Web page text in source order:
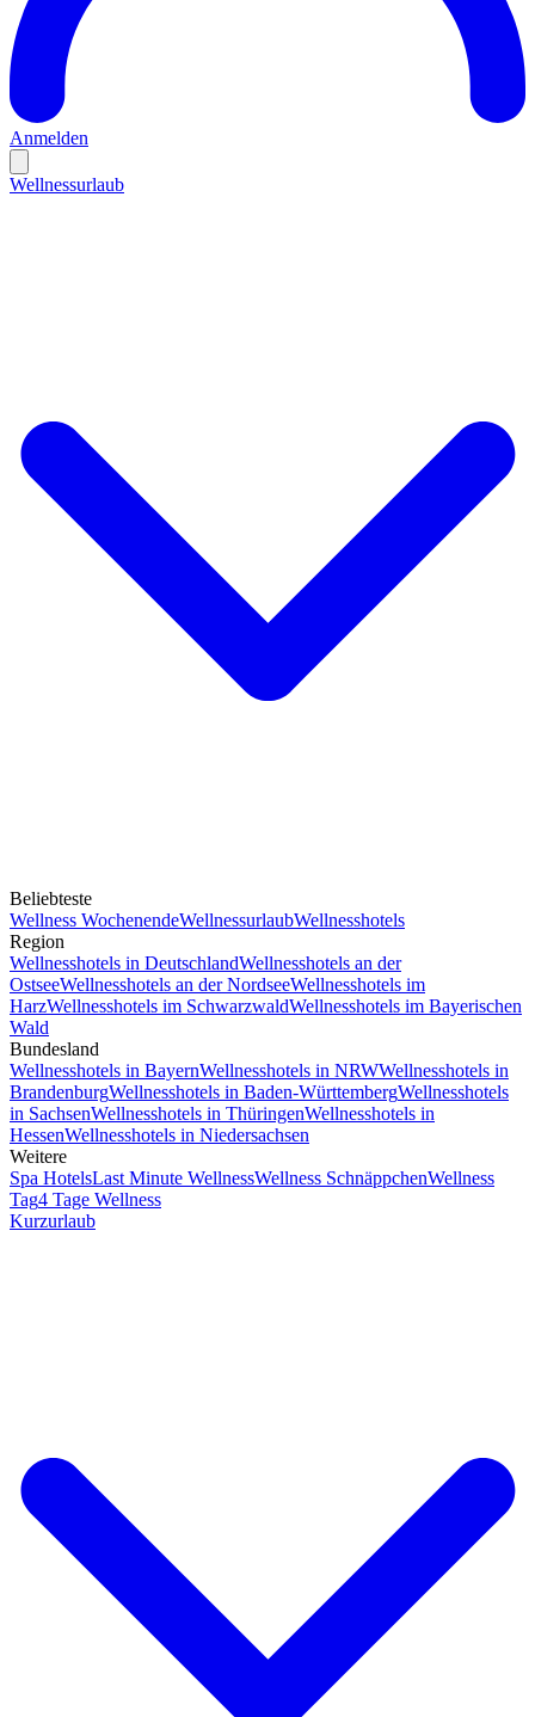
Anmelden
Wellnessurlaub
Beliebteste
Wellness WochenendeWellnessurlaubWellnesshotels
Region
Wellnesshotels in DeutschlandWellnesshotels an der
OstseeWellnesshotels an der NordseeWellnesshotels im
HarzWellnesshotels im SchwarzwaldWellnesshotels im Bayerischen
Wald
Bundesland
Wellnesshotels in BayernWellnesshotels in NRWWellnesshotels in
BrandenburgWellnesshotels in Baden-WürttembergWellnesshotels
in SachsenWellnesshotels in ThüringenWellnesshotels in
HessenWellnesshotels in Niedersachsen
Weitere
Spa HotelsLast Minute WellnessWellness SchnäppchenWellness
Tag4 Tage Wellness
Kurzurlaub